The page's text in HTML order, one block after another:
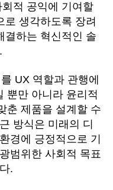
적 공익에 기여할
로 생각하도록 장려
결하는 혁신적인 솔
UX 역할과 관행에
뿐만 아니라 윤리적
춘 제품을 설계할 수
방식은 미래의 디
경에 긍정적으로 기
범위한 사회적 목표
.